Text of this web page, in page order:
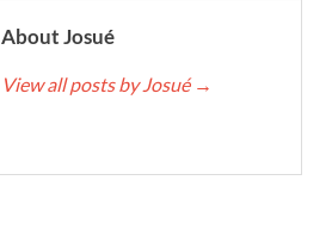
About Josué
View all posts by Josué →